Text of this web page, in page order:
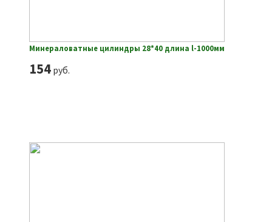
Минераловатные цилиндры 28*40 длина l-1000мм
154руб.